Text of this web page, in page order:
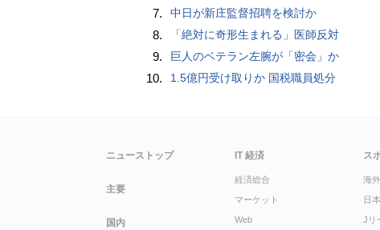
7. 中日が新庄監督招聘を検討か
8. 「絶対に奇形生まれる」医師反対
9. 巨人のベテラン左腕が「密会」か
10. 1.5億円受け取りか 国税職員処分
ニューストップ
主要
国内
IT 経済
経済総合
マーケット
Web
ス
海
日
Jリ